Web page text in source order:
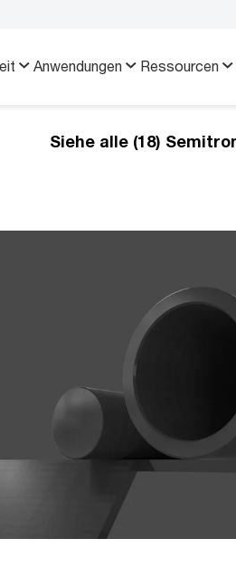
Anwendungen Ressourcen
Siehe alle (18)